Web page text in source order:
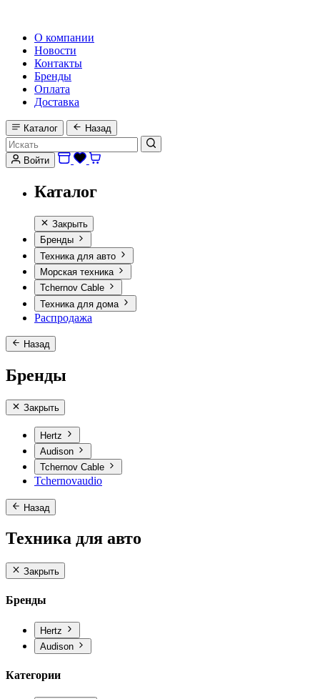
О компании
Новости
Контакты
Бренды
Оплата
Доставка
Каталог Назад
Войти
Каталог
Закрыть
Бренды
Техника для авто
Морская техника
Tchernov Cable
Техника для дома
Распродажа
Назад
Бренды
Закрыть
Hertz
Audison
Tchernov Cable
Tchernovaudio
Назад
Техника для авто
Закрыть
Бренды
Hertz
Audison
Категории